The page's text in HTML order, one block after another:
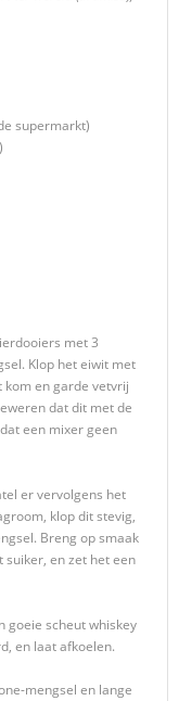
supermarkt)
met 3
Klop het eiwit met
kom en garde vetvrij
dat dit met de
een mixer geen
er vervolgens het
klop dit stevig,
Breng op smaak
suiker, en zet het een
goeie scheut whiskey
en laat afkoelen.
mengsel en lange